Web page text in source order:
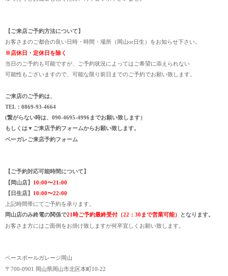
【ご来店ご予約方法について】
お客さまのご都合の良い日時・時間・場所（岡山or日生）をお知らせ下さい。
※店休日・定休日を除く
当日のご予約も可能ですが、ご予約状況によってはご希望に添えられない
可能性もございますので、可能な限り前日までのご予約でお願い致します。
ご来店のご予約は、
TEL：0869-93-4664
(繋がらない時は、090-4695-4996までお願い致します）
もしくは▼ご来店予約フォームからお願い致します。
ベーガレご来店予約フォーム
【ご予約対応可能時間について】
【岡山店】 10:00〜21:00
【日生店】 10:00〜22:00
上記時間帯にてご予約を承ります。
岡山店のみ終電の関係で21時ご予約最終受付（22：30まで営業可能）
となります。
お客さま方にはご面倒をお掛け致しますが何卒宜しくお願い致します。
ベースボールガレージ岡山
〒700-0901 岡山県岡山市北区本町10-22